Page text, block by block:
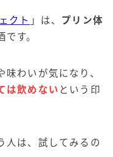
クト 」は、 プリン体
す。
味わいが気になり、
は飲めない という印
人は、試してみるの